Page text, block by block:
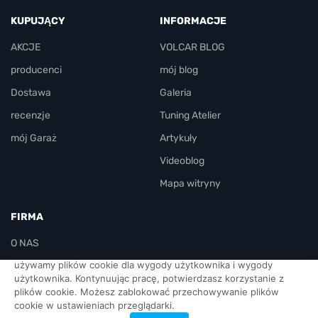
używamy plików cookie dla wygody użytkownika i wygody
użytkownika. Kontynuując pracę, potwierdzasz korzystanie z
plików cookie. Możesz zablokować przechowywanie plików
cookie w ustawieniach przeglądarki.
KUPUJĄCY
AKCJE
producenci
Dostawa
recenzje
mój Garaż
INFORMACJE
VOLCAR BLOG
mój blog
Galeria
Tuning Atelier
Artykuły
Videoblog
Mapa witryny
FIRMA
O NAS
KONTAKT
urzędnicy